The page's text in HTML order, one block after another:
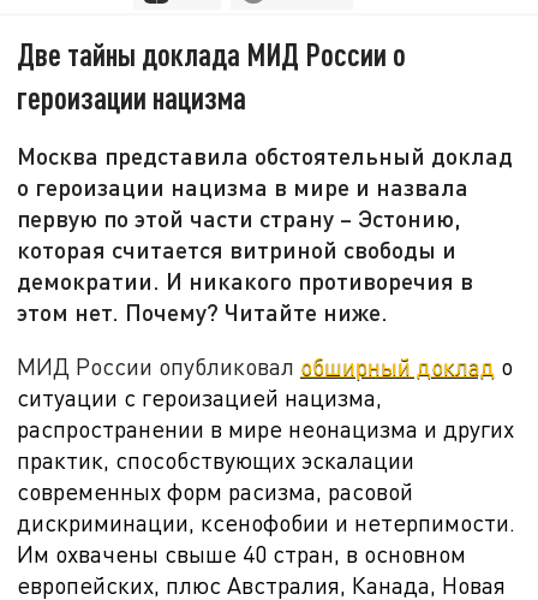
Две тайны доклада МИД России о
героизации нацизма
Москва представила обстоятельный доклад
о героизации нацизма в мире и назвала
первую по этой части страну – Эстонию,
которая считается витриной свободы и
демократии. И никакого противоречия в
этом нет. Почему? Читайте ниже.
МИД России опубликовал обширный доклад о
ситуации с героизацией нацизма,
распространении в мире неонацизма и других
практик, способствующих эскалации
современных форм расизма, расовой
дискриминации, ксенофобии и нетерпимости.
Им охвачены свыше 40 стран, в основном
европейских, плюс Австралия, Канада, Новая